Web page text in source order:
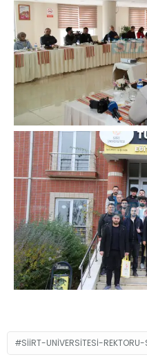
SIIRT-UNIVERSITESI-